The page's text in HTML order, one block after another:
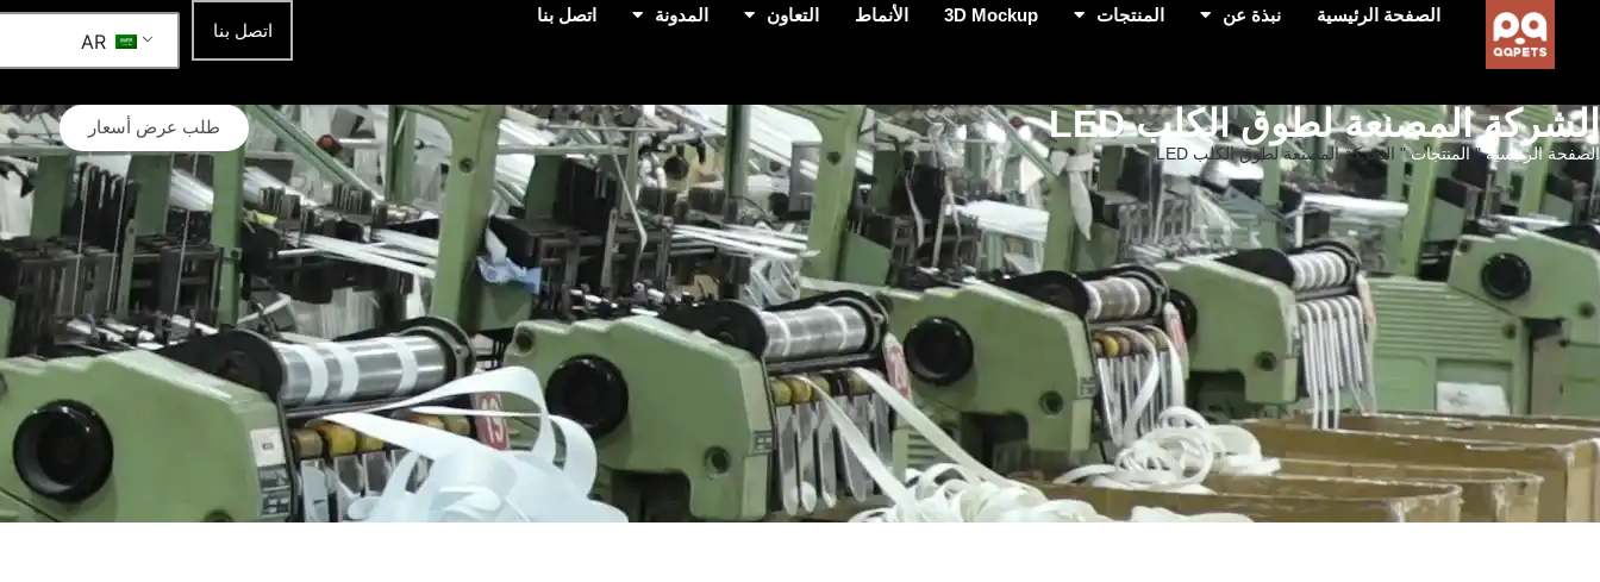
الصفحة الرئيسية نبذة عن المنتجات 3D Mockup الأنماط التعاون المدونة اتصل بنا
اتصل بنا AR
الشركة المصنعة لطوق الكلب LED
الصفحة الرئيسية" المنتجات" الشركة المصنعة لطوق الكلب LED
طلب عرض أسعار